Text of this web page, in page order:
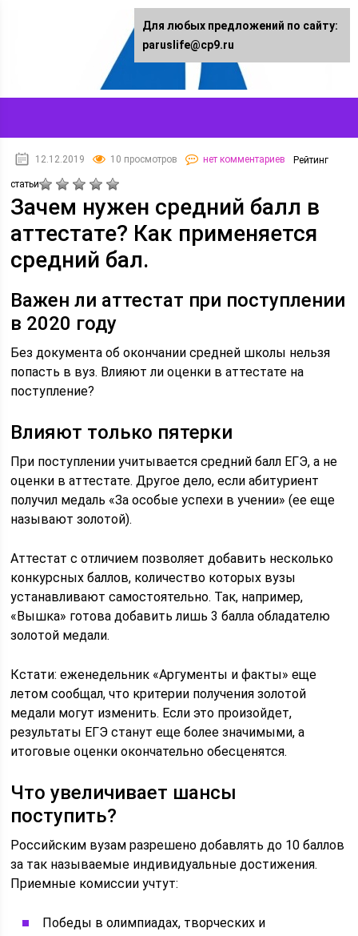
12.12.2019 10 просмотров нет комментариев Рейтинг
статьи
Зачем нужен средний балл в
аттестате? Как применяется
средний бал.
Важен ли аттестат при поступлении
в 2020 году
Без документа об окончании средней школы нельзя
попасть в вуз. Влияют ли оценки в аттестате на
поступление?
Влияют только пятерки
При поступлении учитывается средний балл ЕГЭ, а не
оценки в аттестате. Другое дело, если абитуриент
получил медаль «За особые успехи в учении» (ее еще
называют золотой).
Аттестат с отличием позволяет добавить несколько
конкурсных баллов, количество которых вузы
устанавливают самостоятельно. Так, например,
«Вышка» готова добавить лишь 3 балла обладателю
золотой медали.
Кстати: еженедельник «Аргументы и факты» еще
летом сообщал, что критерии получения золотой
медали могут изменить. Если это произойдет,
результаты ЕГЭ станут еще более значимыми, а
итоговые оценки окончательно обесценятся.
Что увеличивает шансы
поступить?
Российским вузам разрешено добавлять до 10 баллов
за так называемые индивидуальные достижения.
Приемные комиссии учтут:
Победы в олимпиадах, творческих и
Для любых предложений по сайту:
paruslife@cp9.ru